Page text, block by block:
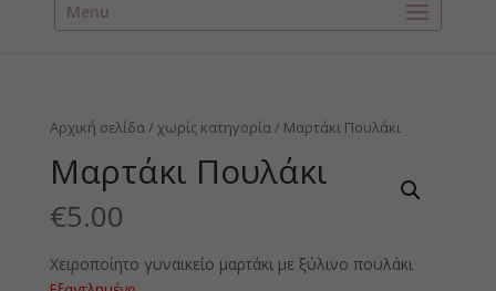
Menu
Αρχική σελίδα/ χωρίς κατηγορία/ Μαρτάκι Πουλάκι
Μαρτάκι Πουλάκι
€5.00
Χειροποίητο γυναικείο μαρτάκι με ξύλινο πουλάκι